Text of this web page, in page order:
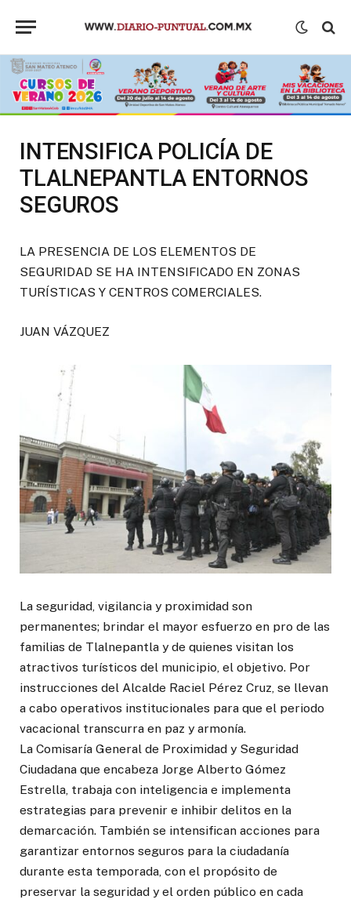
INTENSIFICA POLICÍA DE
TLALNEPANTLA ENTORNOS
SEGUROS
LA PRESENCIA DE LOS ELEMENTOS DE
SEGURIDAD SE HA INTENSIFICADO EN ZONAS
TURÍSTICAS Y CENTROS COMERCIALES.
JUAN VÁZQUEZ
La seguridad, vigilancia y proximidad son
permanentes; brindar el mayor esfuerzo en pro de las
familias de Tlalnepantla y de quienes visitan los
atractivos turísticos del municipio, el objetivo. Por
instrucciones del Alcalde Raciel Pérez Cruz, se llevan
a cabo operativos institucionales para que el periodo
vacacional transcurra en paz y armonía.
La Comisaría General de Proximidad y Seguridad
Ciudadana que encabeza Jorge Alberto Gómez
Estrella, trabaja con inteligencia e implementa
estrategias para prevenir e inhibir delitos en la
demarcación. También se intensifican acciones para
garantizar entornos seguros para la ciudadanía
durante esta temporada, con el propósito de
preservar la seguridad y el orden público en cada